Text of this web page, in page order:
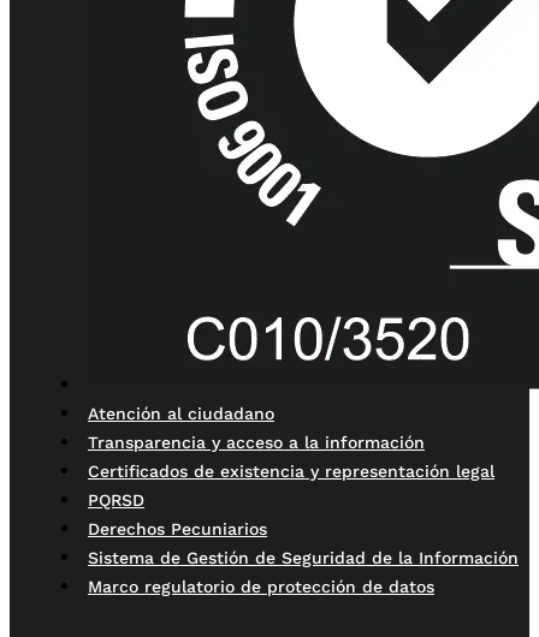
Atención al ciudadano
Transparencia y acceso a la información
Certificados de existencia y representación legal
PQRSD
Derechos Pecuniarios
Sistema de Gestión de Seguridad de la Información
Marco regulatorio de protección de datos